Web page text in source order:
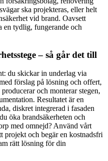
ska projekteras, eller helt
vid brand. Oavsett
en tydlig, fungerande och
– så går det till
du skickar in underlag via
förslag på lösning och offert,
och monterar stegen,
Resultatet är en
diskret integrerad i fasaden
öka brandsäkerheten och
med omnejd? Använd vårt
och begär en kostnadsfri
rätt lösning för din